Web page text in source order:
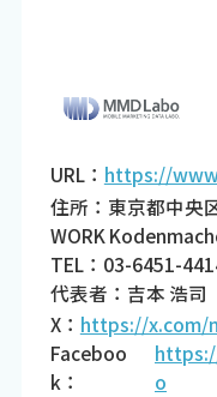
URL： https://
住所：東京都中央
WORK
TEL：03-6451-
代表者：吉本 浩司
X： https://x.com/
Faceboo
k：
o